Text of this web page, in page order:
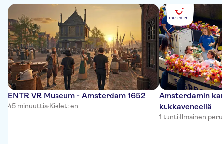
ENTR VR Museum - Amsterdam 1652
45 minuuttia·Kielet: en
Amsterdamin
kukkaveneellä
1 tunti·Ilmainen